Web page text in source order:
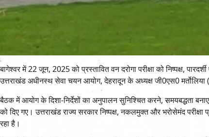
बागेश्वर में 22 जून, 2025 को प्रस्तावित वन दरोगा परीक्षा को निष्पक्ष,
उत्तराखंड अधीनस्थ सेवा चयन आयोग, देहरादून के अध्यक्ष जी0एस0 मर्तोलिया
बैठक में आयोग के दिशा-निर्देशों का अनुपालन सुनिश्चित करने, समयबद्धता बनाए
को दिए गए। उत्तराखंड राज्य सरकार निष्पक्ष, नकलमुक्त और भरोसेमंद
रहा है।